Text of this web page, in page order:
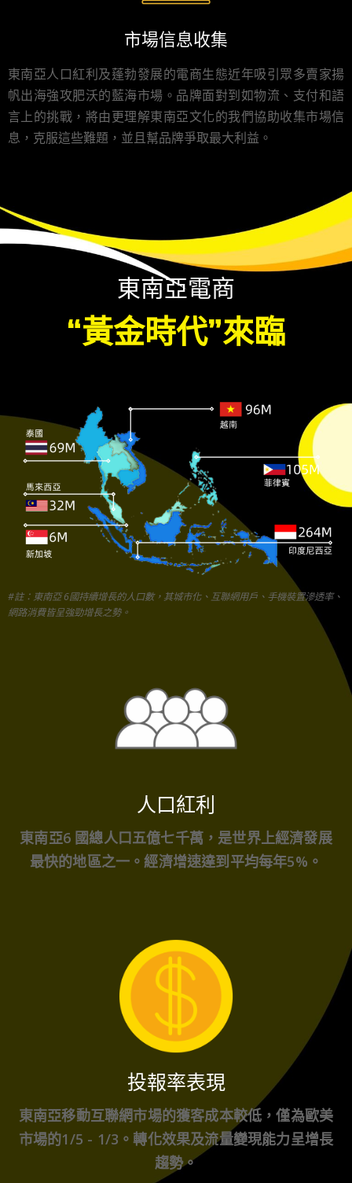
市場信息收集
東南亞人口紅利及蓬勃發展的電商生態近年吸引眾多賣家揚
帆出海強攻肥沃的藍海市場。品牌面對到如物流、支付和語
言上的挑戰，將由更理解東南亞文化的我們協助收集市場信
息，克服這些難題，並且幫品牌爭取最大利益。
東南亞電商
“黃金時代”來臨
#註：東南亞 6國持續增長的人口數，其城市化、互聯網用戶、手機裝置滲透率、
網路消費皆呈強勁增長之勢。
人口紅利
東南亞6 國總人口五億七千萬，是世界上經濟發展
最快的地區之一。經濟增速達到平均每年5%。
投報率表現
東南亞移動互聯網市場的獲客成本較低，僅為歐美
市場的1/5 - 1/3。轉化效果及流量變現能力呈增長
趨勢。